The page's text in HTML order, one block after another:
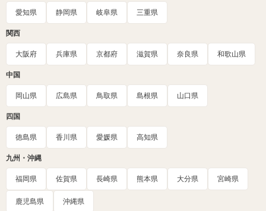
愛知県 静岡県 岐阜県 三重県
関西
大阪府 兵庫県 京都府 滋賀県 奈良県 和歌山県
中国
岡山県 広島県 鳥取県 島根県 山口県
四国
徳島県 香川県 愛媛県 高知県
九州・沖縄
福岡県 佐賀県 長崎県 熊本県 大分県 宮崎県
鹿児島県 沖縄県